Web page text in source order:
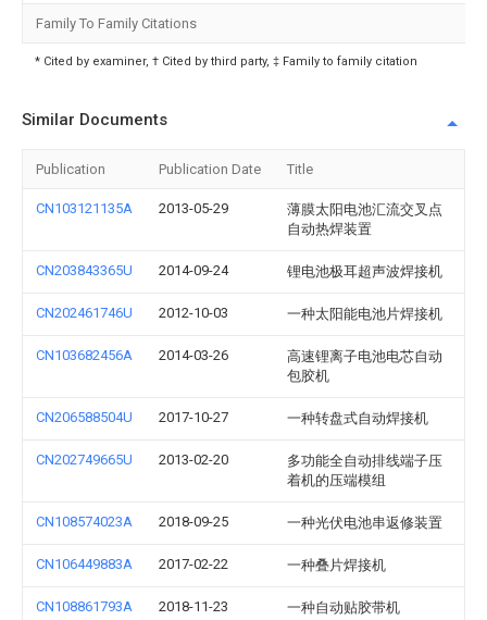
Family To Family Citations
* Cited by examiner, † Cited by third party, ‡ Family to family citation
Similar Documents
Publication Publication Date Title
CN103121135A 2013-05-29
薄膜太阳电池汇流交叉点
自动热焊装置
CN203843365U 2014-09-24 锂电池极耳超声波焊接机
CN202461746U 2012-10-03 一种太阳能电池片焊接机
CN103682456A 2014-03-26
高速锂离子电池电芯自动
包胶机
CN206588504U 2017-10-27 一种转盘式自动焊接机
CN202749665U 2013-02-20
多功能全自动排线端子压
着机的压端模组
CN108574023A 2018-09-25 一种光伏电池串返修装置
CN106449883A 2017-02-22 一种叠片焊接机
CN108861793A 2018-11-23 一种自动贴胶带机